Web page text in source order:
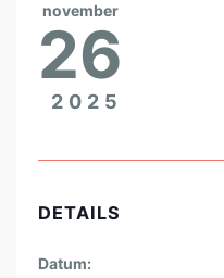
november
26
2025
DETAILS
Datum: